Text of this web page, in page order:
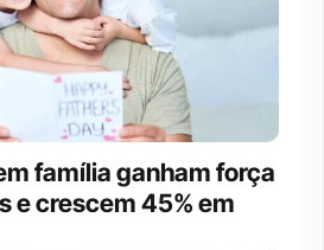
família ganham força
e crescem 45% em